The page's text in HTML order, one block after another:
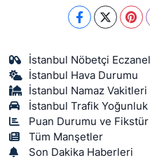
İstanbul Nöbetçi
İstanbul Hava Durumu
İstanbul Namaz Vakitleri
İstanbul Trafik Yoğunluk
Puan Durumu ve Fikstür
Tüm Manşetler
Son Dakika Haberleri